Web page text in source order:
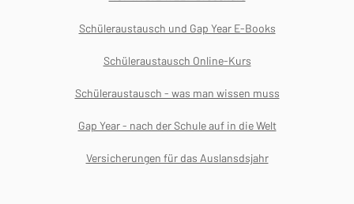
Schüleraustausch und Gap Year E-Books
Schüleraustausch Online-Kurs
Schüleraustausch - was man wissen muss
Gap Year - nach der Schule auf in die Welt
Versicherungen für das Auslansdsjahr